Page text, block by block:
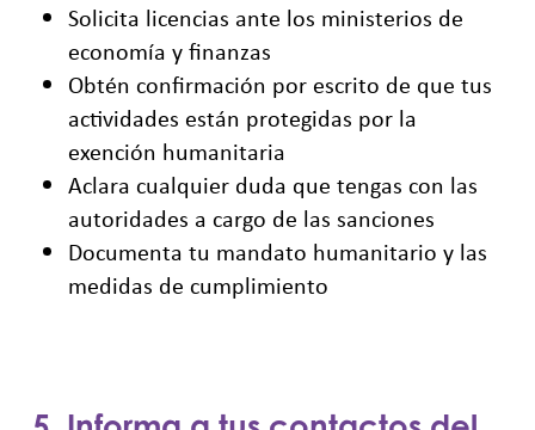
Solicita licencias ante los ministerios de
economía y finanzas
Obtén confirmación por escrito de que tus
actividades están protegidas por la
exención humanitaria
Aclara cualquier duda que tengas con las
autoridades a cargo de las sanciones
Documenta tu mandato humanitario y las
medidas de cumplimiento